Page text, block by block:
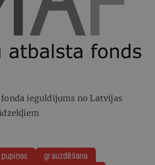
ieguldījums no Latvijas
grauzdēšana